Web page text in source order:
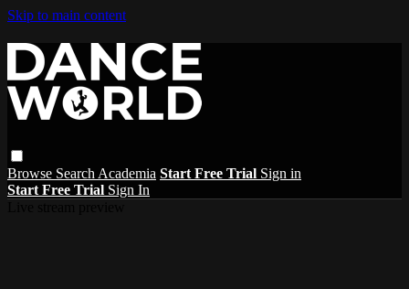
Skip to main content
Browse Search Academia Start Free Trial Sign in
Start Free Trial Sign In